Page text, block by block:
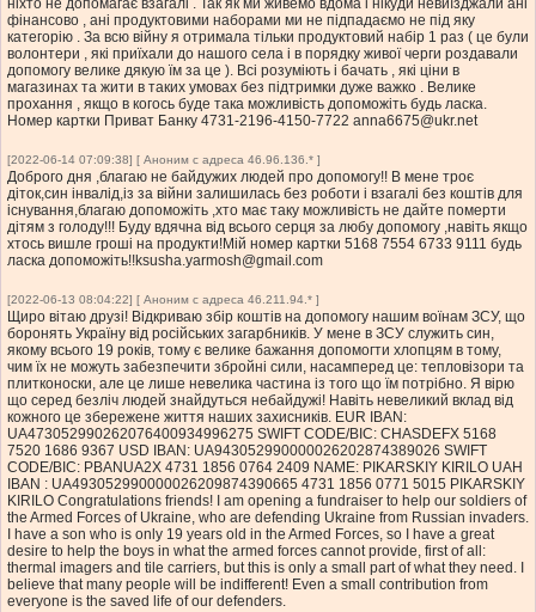
ніхто не допомагає взагалі . Так як ми живемо вдома і нікуди невиїзджали ані
фінансово , ані продуктовими наборами ми не підпадаємо не під яку
категорію . За всю війну я отримала тільки продуктовий набір 1 раз ( це були
волонтери , які приїхали до нашого села і в порядку живої черги роздавали
допомогу велике дякую їм за це ). Всі розуміють і бачать , які ціни в
магазинах та жити в таких умовах без підтримки дуже важко . Велике
прохання , якщо в когось буде така можливість допоможіть будь ласка.
Номер картки Приват Банку 4731-2196-4150-7722 anna6675@ukr.net
[2022-06-14 07:09:38] [ Аноним с адреса 46.96.136.* ]
Доброго дня ,благаю не байдужих людей про допомогу!! В мене троє
діток,син інвалід,із за війни залишилась без роботи і взагалі без коштів для
існування,благаю допоможіть ,хто має таку можливість не дайте померти
дітям з голоду!!! Буду вдячна від всього серця за любу допомогу ,навіть якщо
хтось вишле гроші на продукти!Мій номер картки 5168 7554 6733 9111 будь
ласка допоможіть!!ksusha.yarmosh@gmail.com
[2022-06-13 08:04:22] [ Аноним с адреса 46.211.94.* ]
Щиро вітаю друзі! Відкриваю збір коштів на допомогу нашим воїнам ЗСУ, що
боронять Україну від російських загарбників. У мене в ЗСУ служить син,
якому всього 19 років, тому є велике бажання допомогти хлопцям в тому,
чим їх не можуть забезпечити збройні сили, насамперед це: тепловізори та
плитконоски, але це лише невелика частина із того що їм потрібно. Я вірю
що серед безліч людей знайдуться небайдужі! Навіть невеликий вклад від
кожного це збережене життя наших захисників. EUR IBAN:
UA473052990262076400934996275 SWIFT CODE/BIC: CHASDEFX 5168
7520 1686 9367 USD IBAN: UA943052990000026202874389026 SWIFT
CODE/BIC: PBANUA2X 4731 1856 0764 2409 NAME: PIKARSKIY KIRILO UAH
IBAN : UA493052990000026209874390665 4731 1856 0771 5015 PIKARSKIY
KIRILO Congratulations friends! I am opening a fundraiser to help our soldiers of
the Armed Forces of Ukraine, who are defending Ukraine from Russian invaders.
I have a son who is only 19 years old in the Armed Forces, so I have a great
desire to help the boys in what the armed forces cannot provide, first of all:
thermal imagers and tile carriers, but this is only a small part of what they need. I
believe that many people will be indifferent! Even a small contribution from
everyone is the saved life of our defenders.